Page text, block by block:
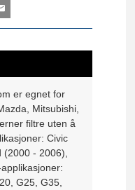
er egnet for
Mitsubishi,
filtre uten å
Civic
- 2006),
G25, G35,